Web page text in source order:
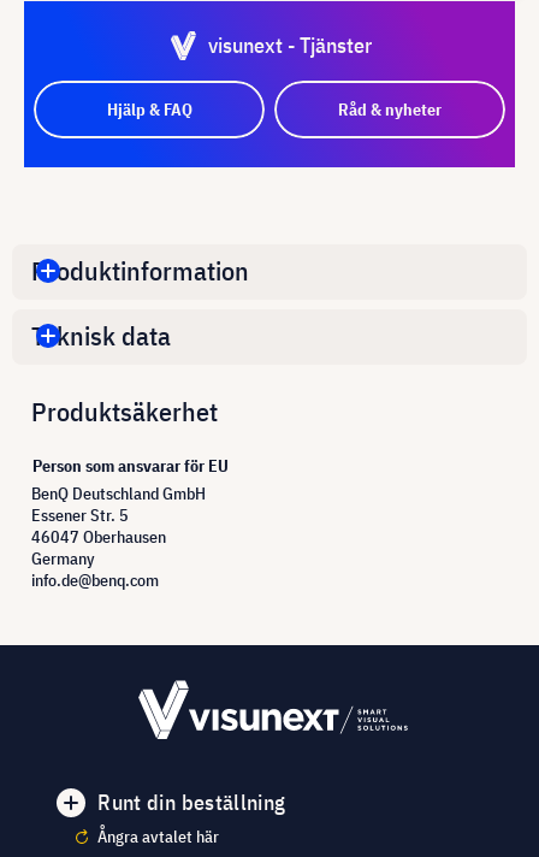
visunext - Tjänster
Hjälp & FAQ Råd & nyheter
Produktinformation
Teknisk data
Produktsäkerhet
Person som ansvarar för EU
BenQ Deutschland GmbH
Essener Str. 5
46047 Oberhausen
Germany
info.de@benq.com
Runt din beställning
Ångra avtalet här